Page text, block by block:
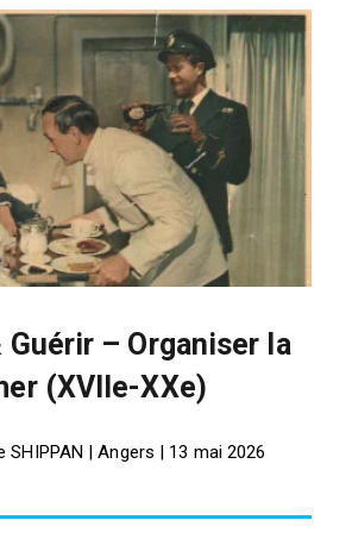
Guérir – Organiser la
(XVIIe-XXe)
SHIPPAN | Angers | 13 mai 2026